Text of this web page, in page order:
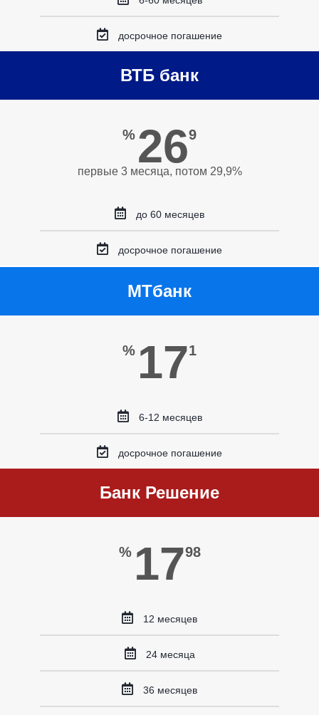
досрочное погашение
ВТБ банк
% 269
первые 3 месяца, потом 29,9%
до 60 месяцев
досрочное погашение
МТбанк
% 171
6-12 месяцев
досрочное погашение
Банк Решение
% 1798
12 месяцев
24 месяца
36 месяцев